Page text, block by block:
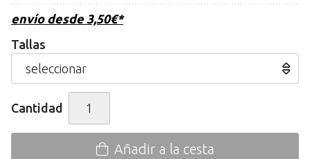
envío desde 3,50€*
Tallas
Cantidad
Añadir a la cesta